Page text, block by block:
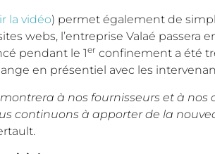
la vidéo) permet également de
webs, l’entreprise Valaé passera
pendant le 1er confinement a été
en présentiel avec les
à nos fournisseurs et à
continuons à apporter de la